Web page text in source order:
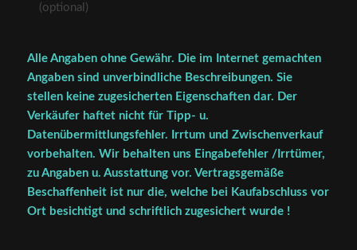
(optional)
Alle Angaben ohne Gewähr. Die im Internet gemachten
Angaben sind unverbindliche Beschreibungen. Sie
stellen keine zugesicherten Eigenschaften dar. Der
Verkäufer haftet nicht für Tipp- u.
Datenübermittlungsfehler. Irrtum und Zwischenverkauf
vorbehalten. Wir behalten uns Eingabefehler /Irrtümer,
zu Angaben u. Ausstattung vor. Vertragsgemäße
Beschaffenheit ist nur die, welche bei Kaufabschluss vor
Ort besichtigt und schriftlich zugesichert wurde !